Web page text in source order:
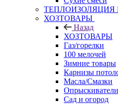
ТЕПЛОИЗОЛЯЦИЯ
ХОЗТОВАРЫ
Назад
ХОЗТОВАРЫ
Газ/горелки
100 мелочей
Зимние товары
Карнизы
Масла/Смазки
Опрыскиватели
Сад и огород